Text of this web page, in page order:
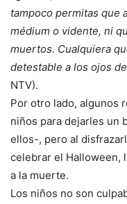
tampoco permitas que
médium o vidente, ni
muertos. Cualquiera
detestable a los ojos
NTV).
Por otro lado, algunos
niños para dejarles un
ellos-, pero al
celebrar el Halloween,
a la muerte.
Los niños no son